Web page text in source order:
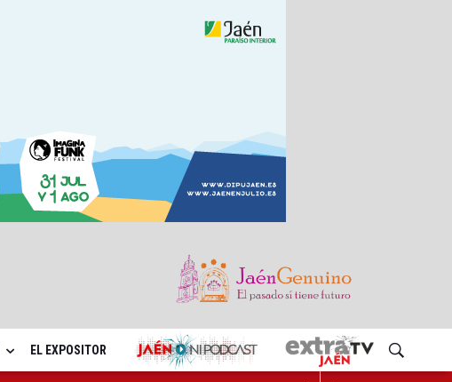
EL EXPOSITOR